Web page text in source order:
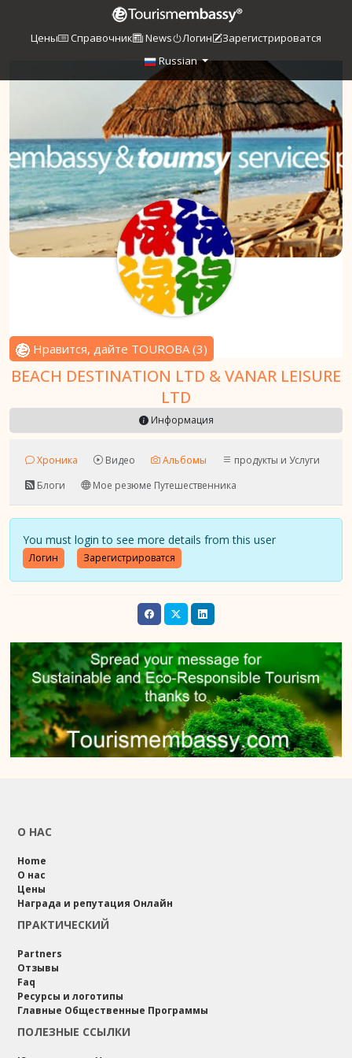
Цены Справочник News Логин
Зарегистрироватся
Russian
Нравится, дайте TOUROBA(3)
BEACH DESTINATION LTD & VANAR LEISURE
LTD
Информация
Хроника Видео Альбомы
продукты и Услуги
Блоги
Мое резюме Путешественника
You must login to see more details from this user
Логин Зарегистрироватся
О НАС
Home
О нас
Цены
Награда и репутация Онлайн
ПРАКТИЧЕСКИЙ
Partners
Отзывы
Faq
Ресурсы и логотипы
Главные Общественные Программы
ПОЛЕЗНЫЕ ССЫЛКИ